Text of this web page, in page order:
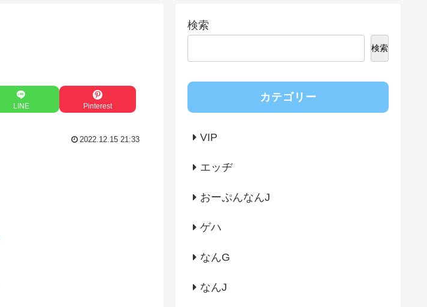
LINE Pinterest
2022.12.15 21:33
検索
検索
カテゴリー
VIP
エッヂ
おーぷんなんJ
ゲハ
なんG
なんJ